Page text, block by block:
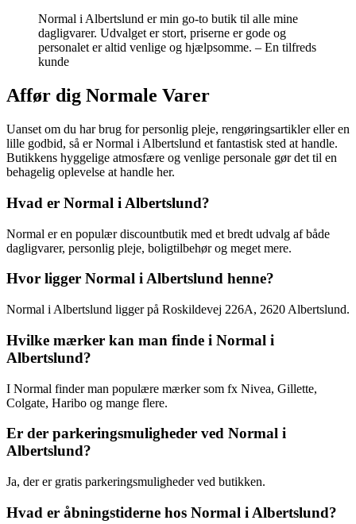
Normal i Albertslund er min go-to butik til alle mine
dagligvarer. Udvalget er stort, priserne er gode og
personalet er altid venlige og hjælpsomme. – En tilfreds
kunde
Affør dig Normale Varer
Uanset om du har brug for personlig pleje, rengøringsartikler eller en
lille godbid, så er Normal i Albertslund et fantastisk sted at handle.
Butikkens hyggelige atmosfære og venlige personale gør det til en
behagelig oplevelse at handle her.
Hvad er Normal i Albertslund?
Normal er en populær discountbutik med et bredt udvalg af både
dagligvarer, personlig pleje, boligtilbehør og meget mere.
Hvor ligger Normal i Albertslund henne?
Normal i Albertslund ligger på Roskildevej 226A, 2620 Albertslund.
Hvilke mærker kan man finde i Normal i
Albertslund?
I Normal finder man populære mærker som fx Nivea, Gillette,
Colgate, Haribo og mange flere.
Er der parkeringsmuligheder ved Normal i
Albertslund?
Ja, der er gratis parkeringsmuligheder ved butikken.
Hvad er åbningstiderne hos Normal i Albertslund?